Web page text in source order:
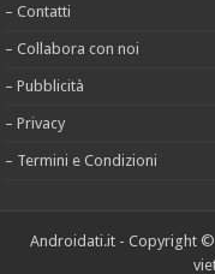
– Contatti
– Collabora con noi
– Pubblicità
– Privacy
– Termini e Condizioni
Androidati.it - Copyright ©